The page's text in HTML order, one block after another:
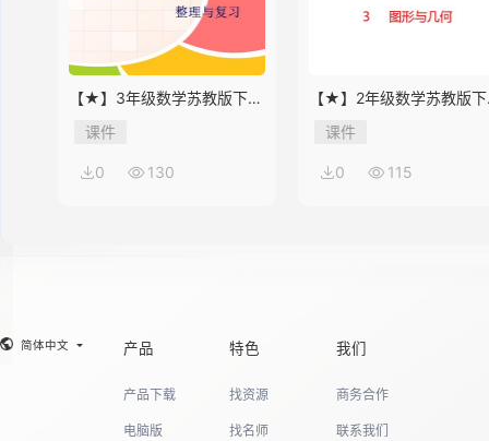
【★】3年级数学苏教版下册
课件第10单元《单元复习》
课件
0 130
【★】2年级数学苏教版
课件第9单元《期末复习》
课件
0 115
简体中文 产品
产品下载
电脑版
特色
找资源
找名师
我们
商务合作
联系我们